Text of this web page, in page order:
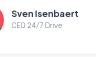
Sven Isenbaert
CEO 24/7 Drive